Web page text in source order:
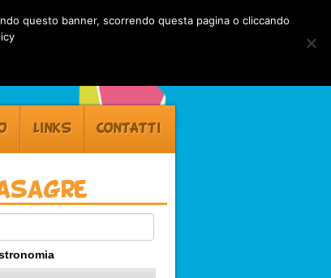
LINKS CONTATTI
questo banner, scorrendo questa pagina o cliccando